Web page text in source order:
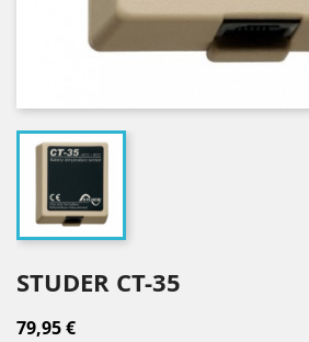
STUDER CT-35
79,95 €